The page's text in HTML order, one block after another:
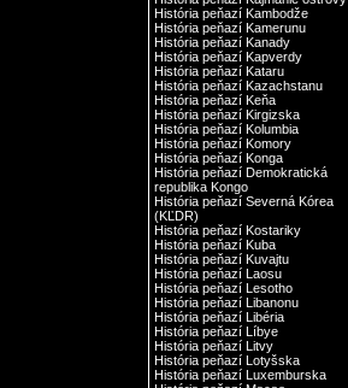
História peňazí Kambodže
História peňazí Kamerunu
História peňazí Kanady
História peňazí Kapverdy
História peňazí Kataru
História peňazí Kazachstanu
História peňazí Keňa
História peňazí Kirgizska
História peňazí Kolumbia
História peňazí Komory
História peňazí Konga
História peňazí Demokratická
republika Kongo
História peňazí Severná Kórea
(KĽDR)
História peňazí Kostariky
História peňazí Kuba
História peňazí Kuvajtu
História peňazí Laosu
História peňazí Lesotho
História peňazí Libanonu
História peňazí Libéria
História peňazí Líbye
História peňazí Litvy
História peňazí Lotyšska
História peňazí Luxemburska